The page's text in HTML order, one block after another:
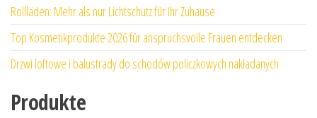
Rollläden: Mehr als nur Lichtschutz für Ihr Zuhause
Top Kosmetikprodukte 2026 für anspruchsvolle Frauen entdecken
Drzwi loftowe i balustrady do schodów policzkowych nakładanych
Produkte